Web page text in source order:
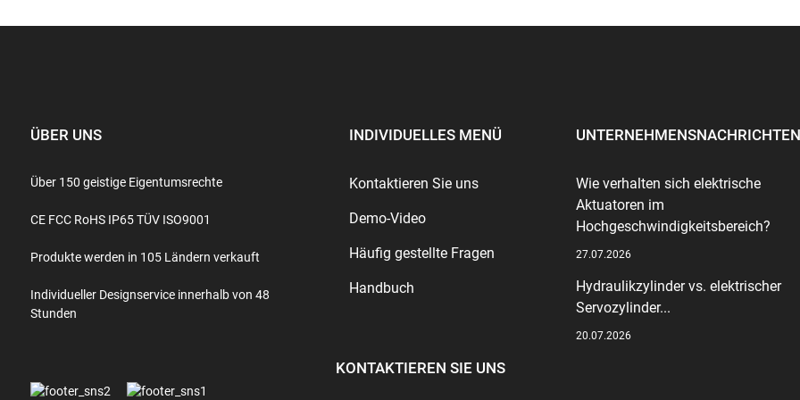
ÜBER UNS
Über 150 geistige Eigentumsrechte
CE FCC RoHS IP65 TÜV ISO9001
Produkte werden in 105 Ländern verkauft
Individueller Designservice innerhalb von 48
Stunden
INDIVIDUELLES MENÜ
Kontaktieren Sie uns
Demo-Video
Häufig gestellte Fragen
Handbuch
Wie verhalten sich elektrische
Aktuatoren im
Hochgeschwindigkeitsbereich?
27.07.2026
Hydraulikzylinder vs. elektrischer
Servozylinder...
20.07.2026
KONTAKTIEREN SIE UNS